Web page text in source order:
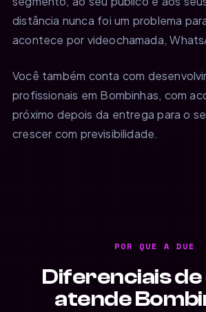
distância nunca foi um problema
acontece por videochamada,
Você também conta com
profissionais em Bombinhas, com
próximo depois da entrega para o
crescer com previsibilidade.
POR QUE A DUE
Diferenciais
atende